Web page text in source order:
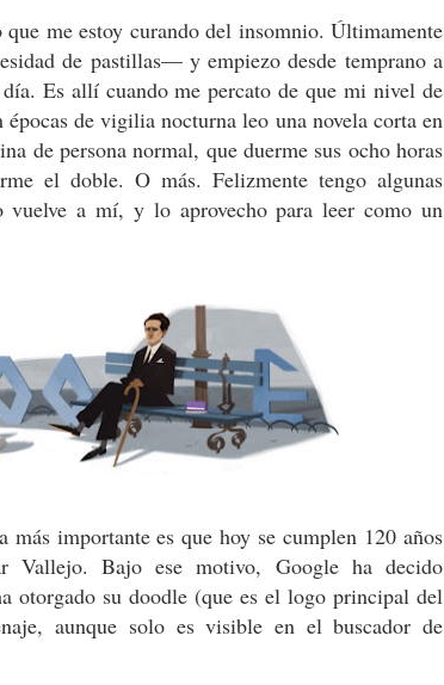
que me estoy curando del insomnio. Últimamente
de pastillas— y empiezo desde temprano a
Es allí cuando me percato de que mi nivel de
de vigilia nocturna leo una novela corta en
de persona normal, que duerme sus ocho horas
el doble. O más. Felizmente tengo algunas
vuelve a mí, y lo aprovecho para leer como un
importante es que hoy se cumplen 120 años
Vallejo. Bajo ese motivo, Google ha decido
otorgado su doodle (que es el logo principal del
aunque solo es visible en el buscador de